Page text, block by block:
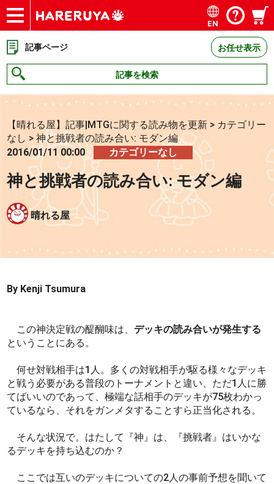
ショップ
買取
記事
デッキ検索
デッキ構築
選手一覧
店舗一覧
イベント
お問い合わせ
EN
記事ページ お任せ表示
記事を検索
【晴れる屋】記事|MTGに関する読み物を更新 > カテゴリー
なし >神と挑戦者の読み合い: モダン編
2016/01/11 00:00
カテゴリーなし
神と挑戦者の読み合い: モダン編
晴れる屋
By Kenji Tsumura
この神決定戦の醍醐味は、 デッキの読み合いが発生する
ということにある。
何せ対戦相手は1人。多くの対戦相手が駆る様々なデッキ
と戦う必要がある普段のトーナメントと違い、ただ1人に勝
てばいいのであって、極端な話相手のデッキが75枚わかっ
ているなら、それをガンメタすることすら正当化される。
そんな状況で。はたして『神』は、『挑戦者』はいかな
るデッキを持ち込むのか？
ここでは互いのデッキについての2人の事前予想を聞いて